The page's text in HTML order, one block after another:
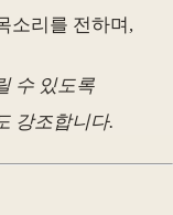
소리를 전하며,
수 있도록
강조합니다.